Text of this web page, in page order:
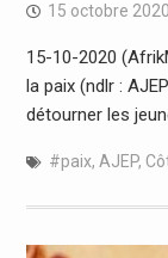
15 octobre 2020
15-10-2020
la paix (ndlr :
détourner les
#paix, AJEP,